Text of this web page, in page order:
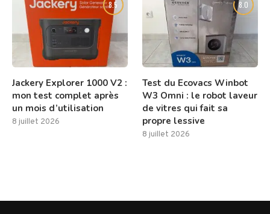
8.5
Jackery Explorer 1000 V2 :
mon test complet après
un mois d’utilisation
8 juillet 2026
8.0
Test du Ecovacs Winbot
W3 Omni : le robot laveur
de vitres qui fait sa
propre lessive
8 juillet 2026